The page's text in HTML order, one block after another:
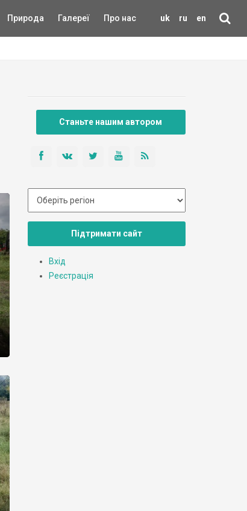
uk ru en
Природа Галереї Про нас
Станьте нашим автором
Підтримати сайт
Вхід
Реєстрація